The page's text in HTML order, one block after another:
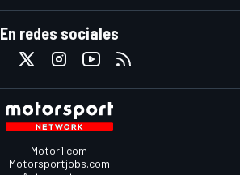
En redes sociales
Motor1.com
Motorsportjobs.com